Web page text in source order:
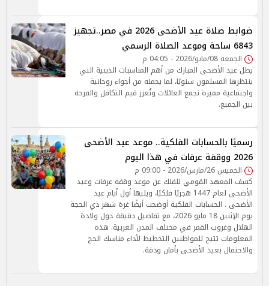
ضوابط صلاة عيد الأضحى 2026 في مصر..تجهيز
6843 ساحة وموعد الصلاة الرسمي
الجمعة 08/مايو/2026 - 04:05 م
يظل عيد الأضحى المبارك من أهم المناسبات الدينية التي
ينتظرها المسلمون سنويًا، لما يحمله من أجواء روحانية
واجتماعية مميزة تجمع العائلات وتُعزز قيم التكافل والفرحة
بين الجميع.
رسميًا بالحسابات الفلكية.. موعد عيد الأضحى
2026 ووقفة عرفات في هذا اليوم
الخميس 26/مارس/2026 - 09:00 م
كشف المعهد القومي للفلك عن موعد وقفة عرفات وعيد
الأضحى لعام 1447 هجريًا فلكيًا، ويليها أول أيام عيد
الأضحى . الحسابات الفلكية أوضحت أيضًا غرة شهر ذي الحجة
يوم الإثنين 18 مايو 2026، مع تفاصيل دقيقة حول ولادة
الهلال وغروب القمر في مختلف المدن العربية. هذه
المعلومات تتيح للمواطنين التخطيط لأداء مناسك الحج
والاحتفال بعيد الأضحى بأمان ودقة.